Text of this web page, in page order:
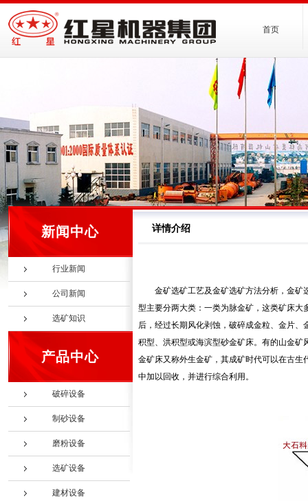
首页
新闻中心
行业新闻
公司新闻
选矿知识
产品中心
破碎设备
制砂设备
磨粉设备
选矿设备
建材设备
详情介绍
金矿选矿工艺及金矿选矿方法分析，金矿
型主要分两大类：一类为脉金矿，这类矿床
后，经过长期风化剥蚀，破碎成金粒、金片
积型、洪积型或海滨型砂金矿床。有的山金
金矿床又称外生金矿，其成矿时代可以在古
中加以回收，并进行综合利用。